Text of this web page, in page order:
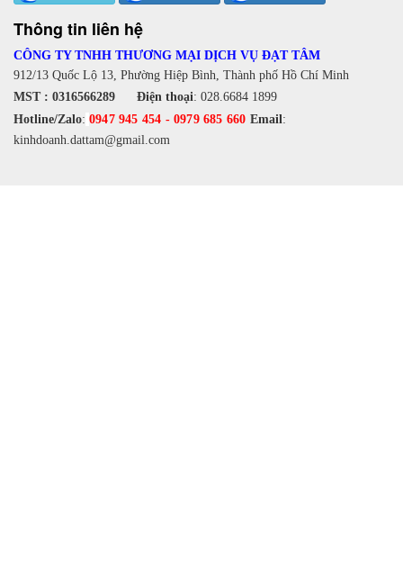
Thông tin liên hệ
CÔNG TY TNHH THƯƠNG MẠI DỊCH VỤ ĐẠT TÂM
912/13 Quốc Lộ 13, Phường Hiệp Bình, Thành phố Hồ Chí Minh
MST : 0316566289 Điện thoại: 028.6684 1899
Hotline/Zalo: 0947 945 454 -0979 685 660 Email:
kinhdoanh.dattam@gmail.com